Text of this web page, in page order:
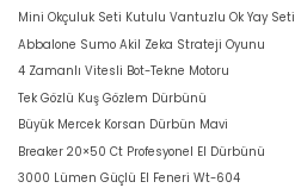
Mini Okçuluk Seti Kutulu Vantuzlu Ok Yay Seti
Abbalone Sumo Akil Zeka Strateji Oyunu
4 Zamanlı Vitesli Bot-Tekne Motoru
Tek Gözlü Kuş Gözlem Dürbünü
Büyük Mercek Korsan Dürbün Mavi
Breaker 20×50 Ct Profesyonel El Dürbünü
3000 Lümen Güçlü El Feneri Wt-604